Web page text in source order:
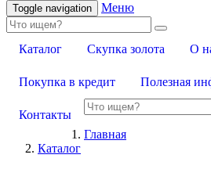
Toggle navigation Меню
Каталог Скупка золота О
Покупка в кредит Полезная
Контакты
Главная
Каталог